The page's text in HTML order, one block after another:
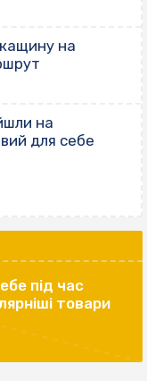
на
на
для себе
під час
товари